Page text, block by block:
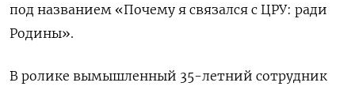
под названием «Почему я связался с ЦРУ: ради
Родины».
В ролике вымышленный 35-летний сотрудник